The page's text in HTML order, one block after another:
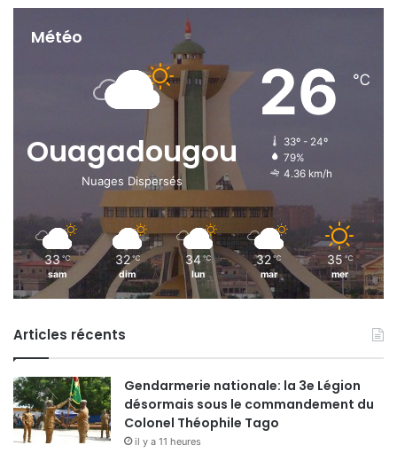
Météo
Ouagadougou
Nuages Dispersés
26 ℃
33º - 24º
79%
4.36 km/h
33 ℃
sam
32 ℃
dim
34 ℃
lun
32 ℃
mar
35 ℃
mer
Articles récents
Gendarmerie nationale: la 3e Légion
désormais sous le commandement du
Colonel Théophile Tago
il y a 11 heures